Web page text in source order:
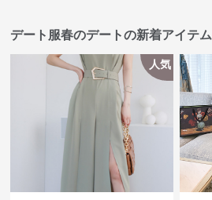
デート服春のデートの新着アイテム
人気